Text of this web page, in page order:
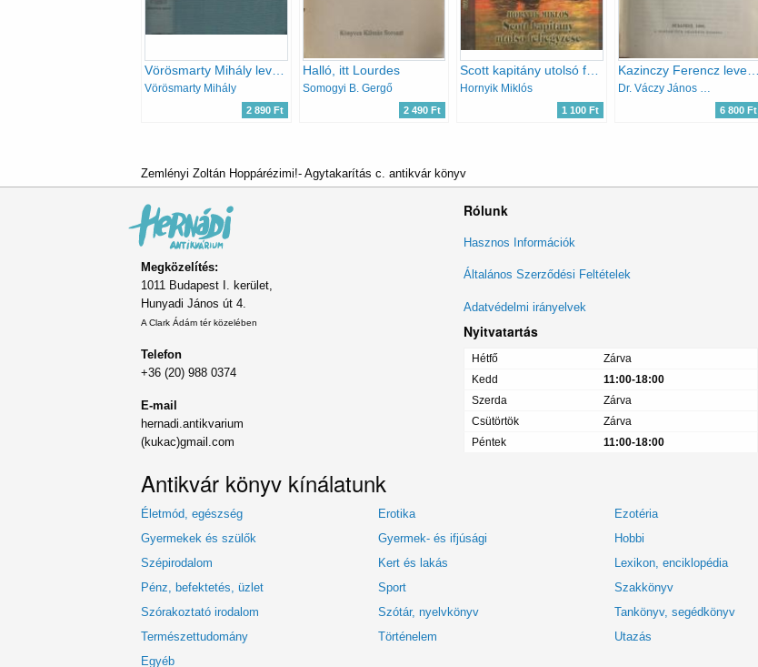
Vörösmarty Mihály
2 890 Ft
Halló, itt Lourdes
Somogyi B. Gergő
2 490 Ft
Hornyik Miklós
1 100 Ft
Kazinczy Ferencz levelezése X. (1812-1813)
Dr. Váczy János (szerk.)
6 800 Ft
Zemlényi Zoltán Hoppárézimi!- Agytakarítás c. antikvár könyv
Megközelítés:
1011 Budapest I. kerület,
Hunyadi János út 4.
A Clark Ádám tér közelében
Telefon
+36 (20) 988 0374
E-mail
hernadi.antikvarium
(kukac)gmail.com
Rólunk
Lábléc
menü
Hasznos Információk
Általános Szerződési Feltételek
Adatvédelmi irányelvek
Nyitvatartás
Hétfő
Zárva
Kedd
11:00-18:00
Szerda
Zárva
Csütörtök
Zárva
Péntek
11:00-18:00
Antikvár könyv kínálatunk
Életmód, egészség Erotika Ezotéria
Gyermekek és szülők
Gyermek- és ifjúsági Hobbi
Szépirodalom
Kert és lakás Lexikon, enciklopédia
Pénz, befektetés, üzlet
Sport Szakkönyv
Szórakoztató irodalom
Szótár, nyelvkönyv Tankönyv, segédkönyv
Természettudomány
Történelem Utazás
Egyéb